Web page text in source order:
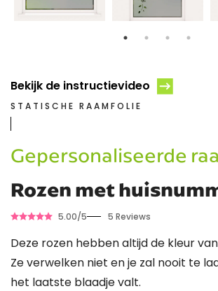
Bekijk de instructievideo
STATISCHE RAAMFOLIE
Gepersonaliseerde
Rozen met
5.00/5 5 Reviews
Deze rozen hebben altijd de kleur
Ze verwelken niet en je zal nooit te
het laatste blaadje valt.